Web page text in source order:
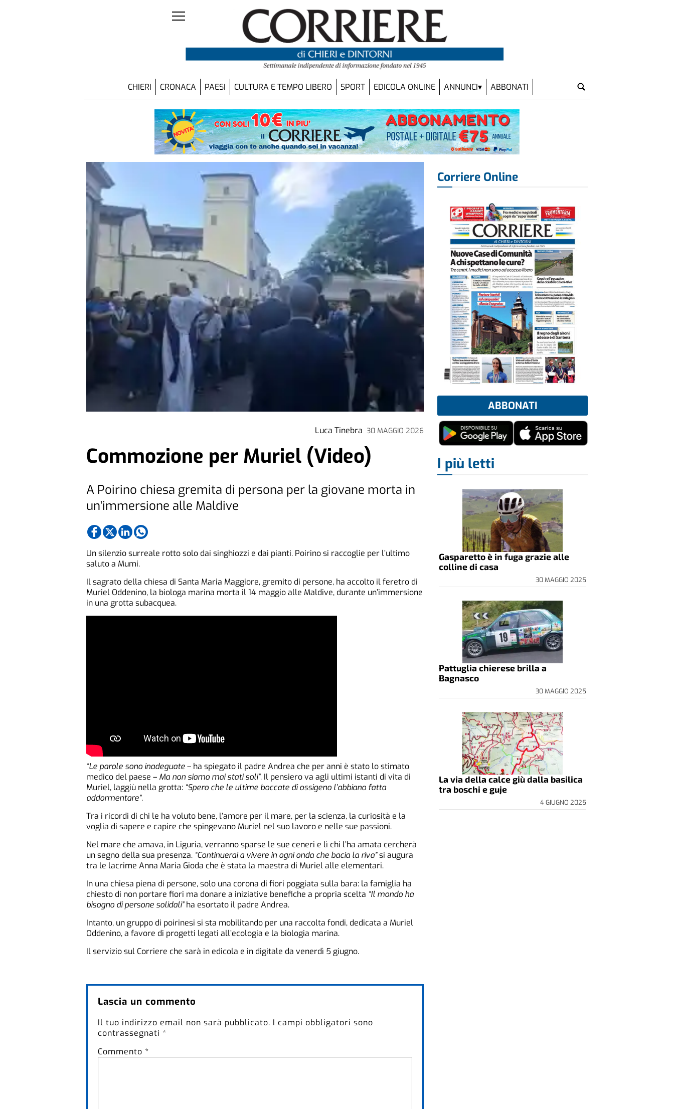
CHIERI CRONACA PAESI CULTURA E TEMPO LIBERO SPORT EDICOLA ONLINE ANNUNCI ABBONATI
Luca Tinebra 30 MAGGIO 2026
Commozione per Muriel (Video)
A Poirino chiesa gremita di persona per la giovane morta in
un'immersione alle Maldive
Un silenzio surreale rotto solo dai singhiozzi e dai pianti. Poirino si raccoglie per l’ultimo
saluto a Mumi.
Il sagrato della chiesa di Santa Maria Maggiore, gremito di persone, ha accolto il feretro di
Muriel Oddenino, la biologa marina morta il 14 maggio alle Maldive, durante un’immersione
in una grotta subacquea.
“Le parole sono inadeguate– ha spiegato il padre Andrea che per anni è stato lo stimato
medico del paese – Ma non siamo mai stati soli”. Il pensiero va agli ultimi istanti di vita di
Muriel, laggiù nella grotta: “Spero che le ultime boccate di ossigeno l’abbiano fatta
addormentare”.
Tra i ricordi di chi le ha voluto bene, l’amore per il mare, per la scienza, la curiosità e la
voglia di sapere e capire che spingevano Muriel nel suo lavoro e nelle sue passioni.
Nel mare che amava, in Liguria, verranno sparse le sue ceneri e lì chi l’ha amata cercherà
un segno della sua presenza. “Continuerai a vivere in ogni onda che bacia la riva”si augura
tra le lacrime Anna Maria Gioda che è stata la maestra di Muriel alle elementari.
In una chiesa piena di persone, solo una corona di fiori poggiata sulla bara: la famiglia ha
chiesto di non portare fiori ma donare a iniziative benefiche a propria scelta “Il mondo ha
bisogno di persone solidali”ha esortato il padre Andrea.
Intanto, un gruppo di poirinesi si sta mobilitando per una raccolta fondi, dedicata a Muriel
Oddenino, a favore di progetti legati all’ecologia e la biologia marina.
Il servizio sul Corriere che sarà in edicola e in digitale da venerdì 5 giugno.
Lascia un commento
Il tuo indirizzo email non sarà pubblicato. I campi obbligatori sono
contrassegnati *
Commento *
Corriere Online
ABBONATI
I più letti
Gasparetto è in fuga grazie alle
colline di casa
30 MAGGIO 2025
Pattuglia chierese brilla a
Bagnasco
30 MAGGIO 2025
La via della calce giù dalla basilica
tra boschi e guje
4 GIUGNO 2025